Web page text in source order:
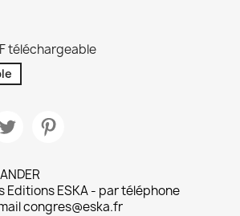
téléchargeable
Editions ESKA - par téléphone
congres@eska.fr